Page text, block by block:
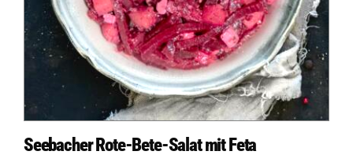
Seebacher Rote-Bete-Salat mit Feta